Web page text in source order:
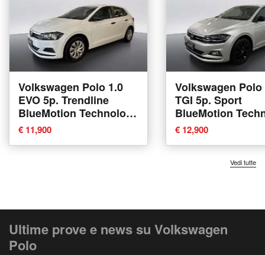
Volkswagen Polo 1.0
EVO 5p. Trendline
BlueMotion Technology
del 2019 usata a Verona
€ 11,900
Volkswagen Polo
TGI 5p. Sport
BlueMotion
del 2020 usata a
€ 12,900
Vedi tutte
Ultime prove e news su Volkswagen
Polo